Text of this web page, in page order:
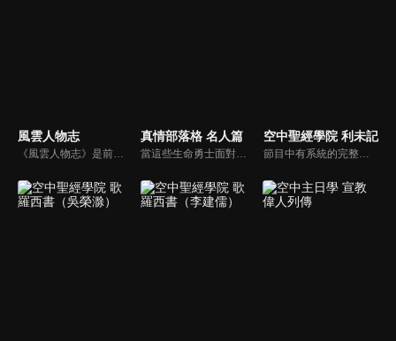
風雲人物志
《風雲人物志》是前迪士尼導演執導的名人故事系列，讓孩子從世界名人身上學會堅持夢想、永不放棄。透過每一集完整介紹，不但可以幫助小朋友看見這些名人在各領域如何奉獻一生、造福人群，還能激勵他們效法美好的品德，進一步啟發他們對傳記文學的閱讀興趣。
真情部落格 名人篇
當這些生命勇士面對自己生命中的難題時，選擇靠著信靠耶穌來勇敢勝過，這些可愛的基督徒們，願意把自己生命裡最黑暗軟弱的一面和大家分享，為的就是將來自天上那最美好的福分帶給人們，每一個有血有淚的生命見證，都是最震撼人心的蛻變，最深刻的真實。
空中聖經學院 利未記
節目中有系統的完整講解聖經真理，邀請受過解經講道訓練的老師，按著正意分解真理的道，帶領弟兄姊妹更深的了解聖經的浩瀚與偉大